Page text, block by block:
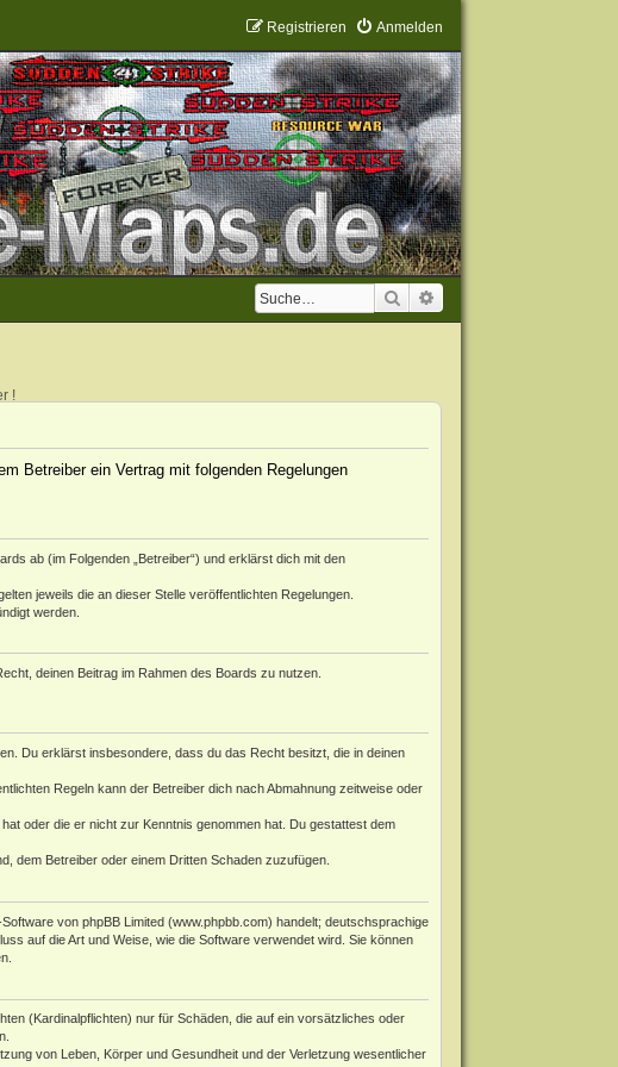
Anmelden
Registrieren
Suche
!
Betreiber ein Vertrag mit folgenden Regelungen
ab (im Folgenden „Betreiber“) und erklärst dich mit den
jeweils die an dieser Stelle veröffentlichten Regelungen.
werden.
deinen Beitrag im Rahmen des Boards zu nutzen.
Du erklärst insbesondere, dass du das Recht besitzt, die in deinen
Regeln kann der Betreiber dich nach Abmahnung zeitweise oder
oder die er nicht zur Kenntnis genommen hat. Du gestattest dem
dem Betreiber oder einem Dritten Schaden zuzufügen.
von phpBB Limited (www.phpbb.com) handelt; deutschsprachige
auf die Art und Weise, wie die Software verwendet wird. Sie können
(Kardinalpflichten) nur für Schäden, die auf ein vorsätzliches oder
von Leben, Körper und Gesundheit und der Verletzung wesentlicher